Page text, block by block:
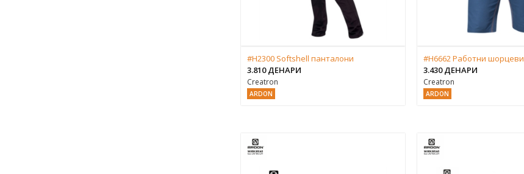
#H2300 Softshell панталони
3.810 ДЕНАРИ
Creatron
ARDON
#H6662 Работни шорцеви
3.430 ДЕНАРИ
Creatron
ARDON